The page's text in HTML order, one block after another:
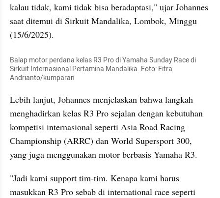
kalau tidak, kami tidak bisa beradaptasi," ujar Johannes
saat ditemui di Sirkuit Mandalika, Lombok, Minggu
(15/6/2025).
Balap motor perdana kelas R3 Pro di Yamaha Sunday Race di
Sirkuit Internasional Pertamina Mandalika. Foto: Fitra
Andrianto/kumparan
Lebih lanjut, Johannes menjelaskan bahwa langkah
menghadirkan kelas R3 Pro sejalan dengan kebutuhan
kompetisi internasional seperti Asia Road Racing
Championship (ARRC) dan World Supersport 300,
yang juga menggunakan motor berbasis Yamaha R3.
"Jadi kami support tim-tim. Kenapa kami harus
masukkan R3 Pro sebab di international race seperti